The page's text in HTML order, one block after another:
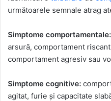
următoarele semnale atrag
Simptome comportamentale:
arsură, comportament
comportament agresiv sau
Simptome cognitive:
agitat, furie și capacitate